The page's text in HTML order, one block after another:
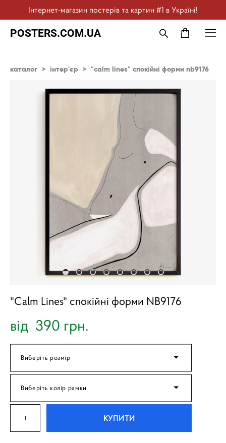
Інтернет-магазин постерів та картин #1 в Україні!
POSTERS.COM.UA
каталог > інтер'єр > "calm lines" спокійні форми nb9176
"Calm Lines" спокійні форми NB9176
від 390 грн.
Виберіть розмір
Виберіть колір рамки
КУПИТИ